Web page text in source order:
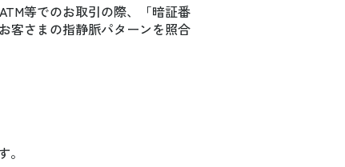
等でのお取引の際、「暗証番
客さまの指静脈パターンを照合